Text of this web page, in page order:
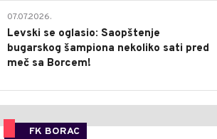
07.07.2026.
Levski se oglasio: Saopštenje
bugarskog šampiona nekoliko sati pred
meč sa Borcem!
FK BORAC